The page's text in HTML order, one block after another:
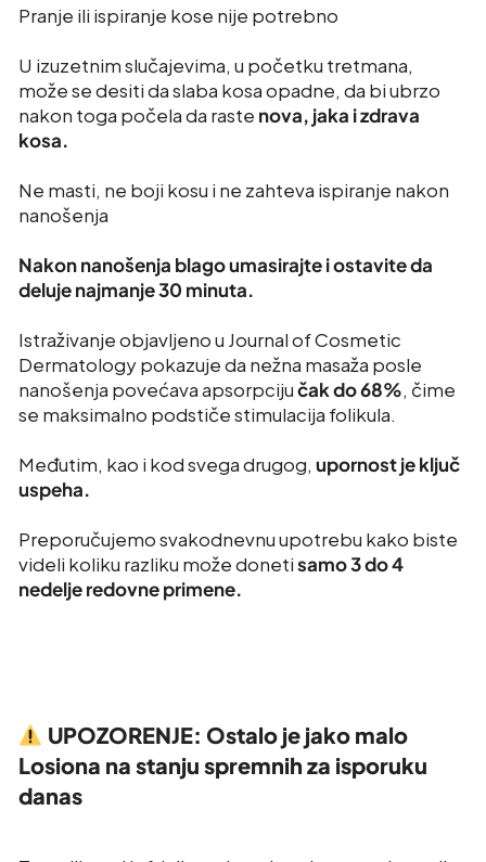
Pranje ili ispiranje kose nije potrebno
U izuzetnim slučajevima, u početku tretmana,
može se desiti da slaba kosa opadne, da bi ubrzo
nakon toga počela da raste nova, jaka i zdrava
kosa.
Ne masti, ne boji kosu i ne zahteva ispiranje nakon
nanošenja
Nakon nanošenja blago umasirajte i ostavite da
deluje najmanje 30 minuta.
Istraživanje objavljeno u Journal of Cosmetic
Dermatology pokazuje da nežna masaža posle
nanošenja povećava apsorpcijučak do 68%, čime
se maksimalno podstiče stimulacija folikula.
Međutim, kao i kod svega drugog, upornost je ključ
uspeha.
Preporučujemo svakodnevnu upotrebu kako biste
videli koliku razliku može donetisamo 3 do 4
nedelje redovne primene.
UPOZORENJE: Ostalo je jako malo
Losiona na stanju spremnih za isporuku
danas